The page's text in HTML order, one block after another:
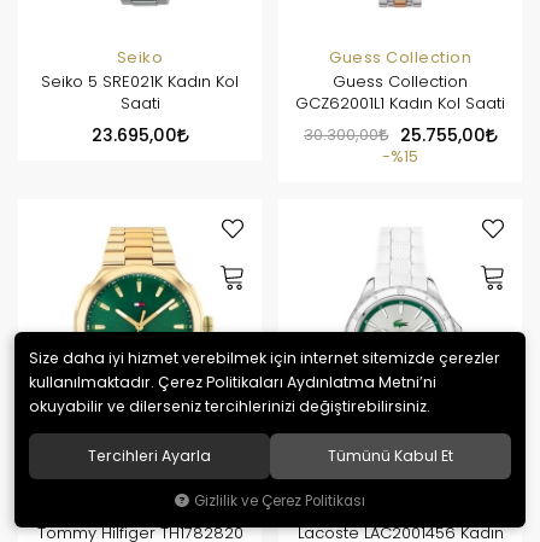
Seiko
Seiko 5 SRE021K Kadın Kol
Saati
23.695,00
Guess Collection
Guess Collection
GCZ62001L1 Kadın Kol Saati
30.300,00
25.755,00
%15
Tommy Hilfiger
Tommy Hilfiger TH1782820
Lacoste LAC2001456 Kadın
Size daha iyi hizmet verebilmek için internet sitemizde çerezler
kullanılmaktadır. Çerez Politikaları Aydınlatma Metni’ni
okuyabilir ve dilerseniz tercihlerinizi değiştirebilirsiniz.
Tercihleri Ayarla Tümünü Kabul Et
Gizlilik ve Çerez Politikası